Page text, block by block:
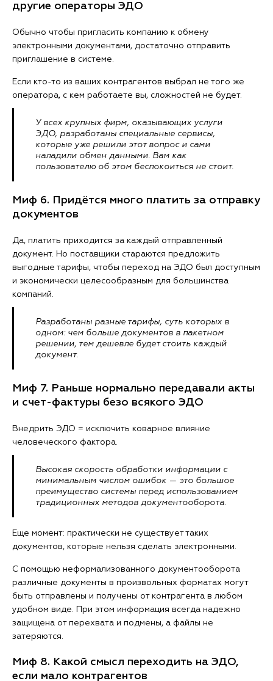
другие операторы ЭДО
Обычно чтобы пригласить компанию к обмену
электронными документами, достаточно отправить
приглашение в системе.
Если кто-то из ваших контрагентов выбрал не того же
оператора, с кем работаете вы, сложностей не будет.
У всех крупных фирм, оказывающих услуги
ЭДО, разработаны специальные сервисы,
которые уже решили этот вопрос и сами
наладили обмен данными. Вам как
пользователю об этом беспокоиться не стоит.
Миф 6. Придётся много платить за отправку
документов
Да, платить приходится за каждый отправленный
документ. Но поставщики стараются предложить
выгодные тарифы, чтобы переход на ЭДО был доступным
и экономически целесообразным для большинства
компаний.
Разработаны разные тарифы, суть которых в
одном: чем больше документов в пакетном
решении, тем дешевле будет стоить каждый
документ.
Миф 7. Раньше нормально передавали акты
и счет-фактуры безо всякого ЭДО
Внедрить ЭДО = исключить коварное влияние
человеческого фактора.
Высокая скорость обработки информации с
минимальным числом ошибок — это большое
преимущество системы перед использованием
традиционных методов документооборота.
Еще момент: практически не существует таких
документов, которые нельзя сделать электронными.
С помощью неформализованного документооборота
различные документы в произвольных форматах могут
быть отправлены и получены от контрагента в любом
удобном виде. При этом информация всегда надежно
защищена от перехвата и подмены, а файлы не
затеряются.
Миф 8. Какой смысл переходить на ЭДО,
если мало контрагентов